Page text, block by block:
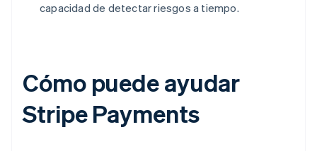
capacidad de detectar riesgos a tiempo.
Cómo puede ayudar
Stripe Payments